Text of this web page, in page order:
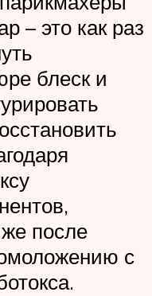
– это как раз
блеск и
после
с